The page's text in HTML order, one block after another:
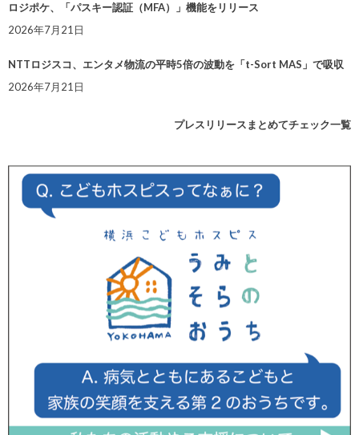
ロジポケ、「パスキー認証（MFA）」機能をリリース
2026年7月21日
NTTロジスコ、エンタメ物流の平時5倍の波動を「t-Sort MAS」で吸収
2026年7月21日
プレスリリースまとめてチェック一覧